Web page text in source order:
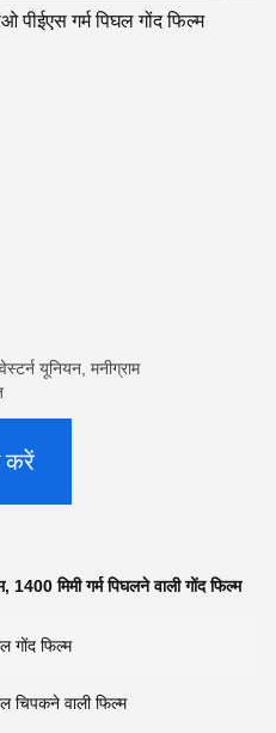
पीईएस गर्म पिघल गोंद फिल्म
यूनियन, मनीग्राम
करें
, 1400 मिमी गर्म पिघलने वाली गोंद फिल्म
गोंद फिल्म
चिपकने वाली फिल्म